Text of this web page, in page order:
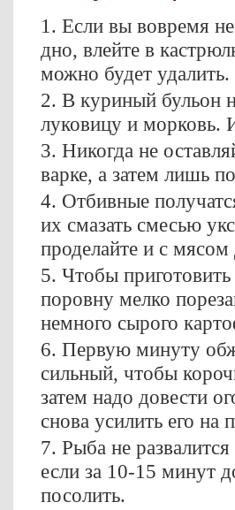
1. Если вы вовремя
дно, влейте в
можно будет удалить.
2. В куриный бульон
луковицу и морковь.
3. Никогда не
варке, а затем лишь
4. Отбивные
их смазать смесью
проделайте и с мясом
5. Чтобы
поровну мелко
немного сырого
6. Первую минуту
сильный, чтобы
затем надо довести
снова усилить его на
7. Рыба не
если за 10-15 минут
посолить.